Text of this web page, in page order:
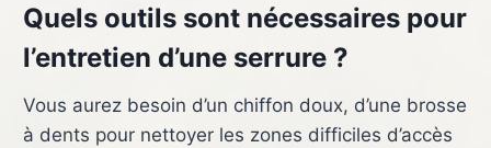
Quels outils sont nécessaires pour
l’entretien d’une serrure ?
Vous aurez besoin d’un chiffon doux, d’une brosse
à dents pour nettoyer les zones difficiles d’accès